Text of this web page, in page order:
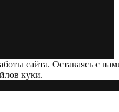
сайта. Оставаясь с
куки.